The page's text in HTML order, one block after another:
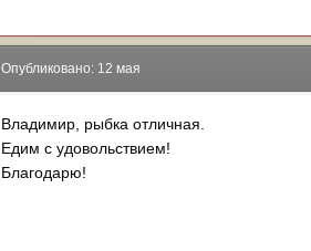
Опубликовано: 12 мая
Владимир, рыбка отличная.
Едим с удовольствием!
Благодарю!